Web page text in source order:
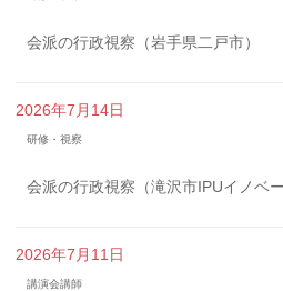
会派の行政視察（岩手県二戸市）
2026年7月14日
研修・視察
会派の行政視察（滝沢市IPUイノベ
2026年7月11日
講演会講師